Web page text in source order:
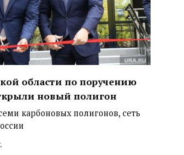
области по поручению
новый полигон
карбоновых полигонов, сеть